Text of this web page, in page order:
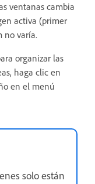
ventanas cambia
activa (primer
no varía.
organizar las
haga clic en
en el menú
solo están